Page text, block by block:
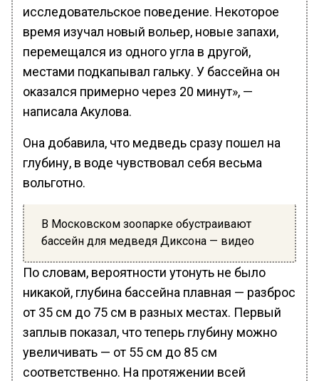
исследовательское поведение. Некоторое
время изучал новый вольер, новые запахи,
перемещался из одного угла в другой,
местами подкапывал гальку. У бассейна он
оказался примерно через 20 минут», —
написала Акулова.
Она добавила, что медведь сразу пошел на
глубину, в воде чувствовал себя весьма
вольготно.
В Московском зоопарке обустраивают
бассейн для медведя Диксона — видео
По словам, вероятности утонуть не было
никакой, глубина бассейна плавная — разброс
от 35 см до 75 см в разных местах. Первый
заплыв показал, что теперь глубину можно
увеличивать — от 55 см до 85 см
соответственно. На протяжении всей